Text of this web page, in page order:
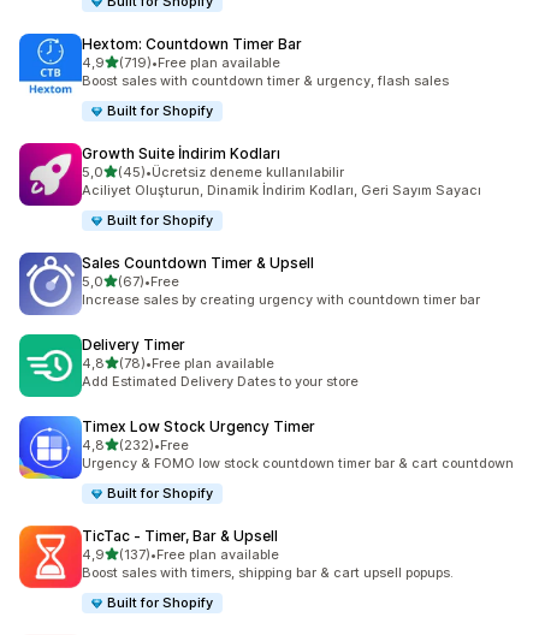
Hextom: Countdown Timer Bar
4,95 yıldız üzerinden
(719)
toplam 719 değerlendirme
•Free plan available
Boost sales with countdown timer & urgency, flash sales
Built for Shopify
Growth Suite İndirim Kodları
5,05 yıldız üzerinden
(45)
toplam 45 değerlendirme
•Ücretsiz deneme kullanılabilir
Aciliyet Oluşturun, Dinamik İndirim Kodları, Geri Sayım Sayacı
Built for Shopify
Sales Countdown Timer & Upsell
5,05 yıldız üzerinden
(67)
toplam 67 değerlendirme
•Free
Increase sales by creating urgency with countdown timer bar
Delivery Timer
4,85 yıldız üzerinden
(78)
toplam 78 değerlendirme
•Free plan available
Add Estimated Delivery Dates to your store
Timex Low Stock Urgency Timer
4,85 yıldız üzerinden
(232)
toplam 232 değerlendirme
•Free
Urgency & FOMO low stock countdown timer bar & cart countdown
Built for Shopify
TicTac ‑ Timer, Bar & Upsell
4,95 yıldız üzerinden
(137)
toplam 137 değerlendirme
•Free plan available
Boost sales with timers, shipping bar & cart upsell popups.
Built for Shopify